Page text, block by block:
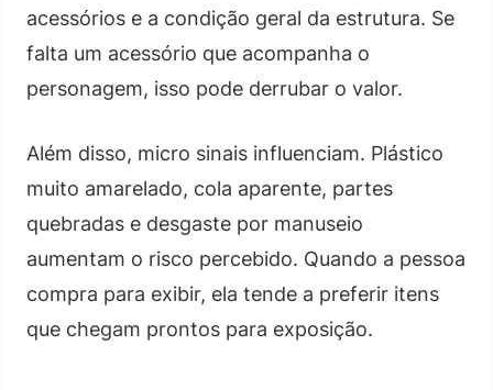
acessórios e a condição geral da estrutura. Se
falta um acessório que acompanha o
personagem, isso pode derrubar o valor.
Além disso, micro sinais influenciam. Plástico
muito amarelado, cola aparente, partes
quebradas e desgaste por manuseio
aumentam o risco percebido. Quando a pessoa
compra para exibir, ela tende a preferir itens
que chegam prontos para exposição.